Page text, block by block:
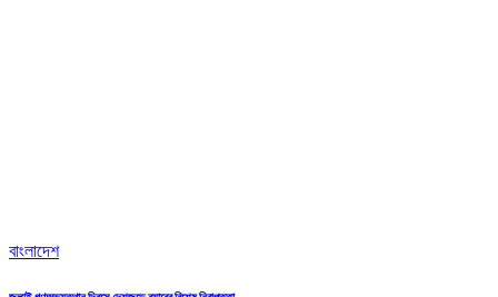
বাংলাদেশ